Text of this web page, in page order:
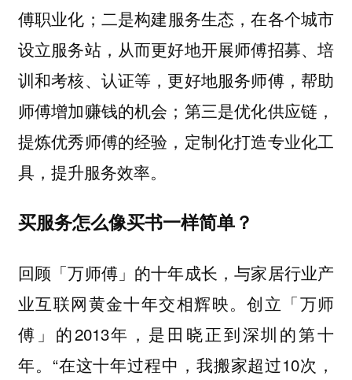
傅职业化；二是构建服务生态，在各个城市
设立服务站，从而更好地开展师傅招募、培
训和考核、认证等，更好地服务师傅，帮助
师傅增加赚钱的机会；第三是优化供应链，
提炼优秀师傅的经验，定制化打造专业化工
具，提升服务效率。
买服务怎么像买书一样简单？
回顾「万师傅」的十年成长，与家居行业产
业互联网黄金十年交相辉映。创立「万师
傅」的2013年，是田晓正到深圳的第十
年。“在这十年过程中，我搬家超过10次，